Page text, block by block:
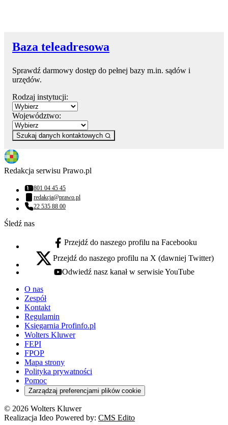
Baza teleadresowa
Sprawdź darmowy dostęp do pełnej bazy m.in. sądów i
urzędów.
Rodzaj instytucji:
Województwo:
Szukaj danych kontaktowych
Redakcja serwisu Prawo.pl
Numer telefonu:
801 04 45 45
Adres email:
redakcja@prawo.pl
Numer telefonu:
22 535 88 00
Śledź nas
facebook - otwiera się w nowej karcie
Przejdź do naszego profilu na Facebooku
x - otwiera się w nowej karcie
Przejdź do naszego profilu na X (dawniej Twitter)
youtube - otwiera się w nowej karcie
Odwiedź nasz kanał w serwisie YouTube
O nas
Zespół
Kontakt
Regulamin
Księgarnia Profinfo.pl
Wolters Kluwer
FEPI
FPOP
Mapa strony
Polityka prywatności
Pomoc
Zarządzaj preferencjami plików cookie
© 2026 Wolters Kluwer
Realizacja Ideo Powered by: CMS Edito